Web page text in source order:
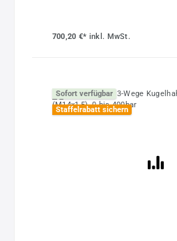
700,20 €* inkl. MwSt.
Sofort verfügbar
Staffelrabatt sichern